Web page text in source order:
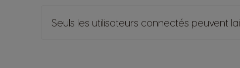
Seuls les utilisateurs connectés peuvent